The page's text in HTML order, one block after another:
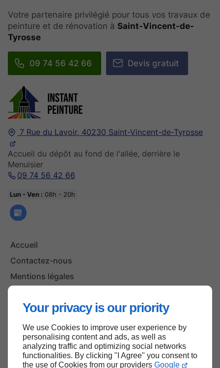
Your privacy is our priority
We use Cookies to improve user experience by
personalising content and ads, as well as
analyzing traffic and optimizing social networks
functionalities. By clicking "I Agree" you consent to
the use of Cookies from our providers Google
7 Rue du Lavoir, 40230 Saint-Vincent-de-Tyrosse
Accueil du dépôt au fond de l'allée, derrière le
Menuisier
09 74 56 42 66
Lun - Ven : 08h - 20h
Accueil
Contactez-nous
Mentions légales
Votre partenaire privilégié pour tous vos travaux de
peinture et de rénovation à Saint-Vincent-de-
Tyrosse
09 74 56 42 66 Devis gratuit
Haut de page